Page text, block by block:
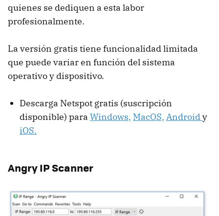
quienes se dediquen a esta labor
profesionalmente.
La versión gratis tiene funcionalidad limitada
que puede variar en función del sistema
operativo y dispositivo.
Descarga Netspot gratis (suscripción
disponible) para Windows, MacOS, Androidy
iOS.
Angry IP Scanner